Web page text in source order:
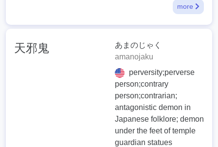
more
天邪鬼
あまのじゃく
amanojaku
perversity;perverse
person;contrary
person;contrarian;
antagonistic demon in
Japanese folklore; demon
under the feet of temple
guardian statues